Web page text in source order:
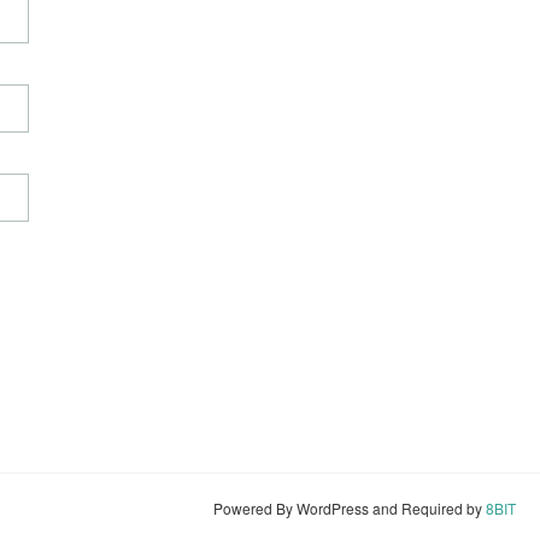
Powered By WordPress and Required by8BIT